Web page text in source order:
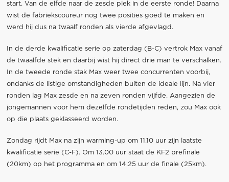
start. Van de elfde naar de zesde plek in de eerste ronde! Daarna
wist de fabriekscoureur nog twee posities goed te maken en
werd hij dus na twaalf ronden als vierde afgevlagd.
In de derde kwalificatie serie op zaterdag (B-C) vertrok Max vanaf
de twaalfde stek en daarbij wist hij direct drie man te verschalken.
In de tweede ronde stak Max weer twee concurrenten voorbij,
ondanks de listige omstandigheden buiten de ideale lijn. Na vier
ronden lag Max zesde en na zeven ronden vijfde. Aangezien de
jongemannen voor hem dezelfde rondetijden reden, zou Max ook
op die plaats geklasseerd worden.
Zondag rijdt Max na zijn warming-up om 11.10 uur zijn laatste
kwalificatie serie (C-F). Om 13.00 uur staat de KF2 prefinale
(20km) op het programma en om 14.25 uur de finale (25km).